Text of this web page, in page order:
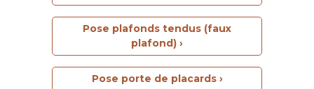
Pose plafonds tendus (faux
plafond) ›
Pose porte de placards ›